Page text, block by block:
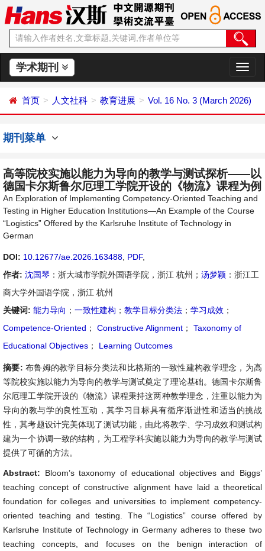
学术期刊
切
换
航
首页 人文社科 教育进展 Vol. 16 No. 3 (March 2026)
期刊菜单
高等院校实施以能力为导向的教学与测试探析——以
德国卡尔斯鲁尔厄理工学院开设的《物流》课程为例
An Exploration of Implementing Competency-Oriented Teaching and
Testing in Higher Education Institutions—An Example of the Course
“Logistics” Offered by the Karlsruhe Institute of Technology in
German
DOI: 10.12677/ae.2026.163488 PDF,
作者: 沈国琴 ：浙大城市学院外国语学院，浙江 杭州； 汤梦颖 ：浙江工
商大学外国语学院，浙江 杭州
关键词: 能力导向 ； 一致性建构 ； 教学目标分类法 ； 学习成效 ；
Competence-Oriented ； Constructive Alignment ；
Taxonomy of
Educational Objectives ； Learning Outcomes
摘要: 布鲁姆的教学目标分类法和比格斯的一致性建构教学理念，为高
等院校实施以能力为导向的教学与测试奠定了理论基础。德国卡尔斯鲁
尔厄理工学院开设的《物流》课程秉持这两种教学理念，注重以能力为
导向的教与学的良性互动，其学习目标具有循序渐进性和适当的挑战
性，其考题设计完美体现了测试功能，由此将教学、学习成效和测试构
建为一个协调一致的结构，为工程学科实施以能力为导向的教学与测试
提供了可循的方法。
Abstract: Bloom’s taxonomy of educational objectives and Biggs’
teaching concept of constructive alignment have laid a theoretical
foundation for colleges and universities to implement competency-
oriented teaching and testing. The “Logistics” course offered by
Karlsruhe Institute of Technology in Germany adheres to these two
teaching concepts, and focuses on the benign interaction of